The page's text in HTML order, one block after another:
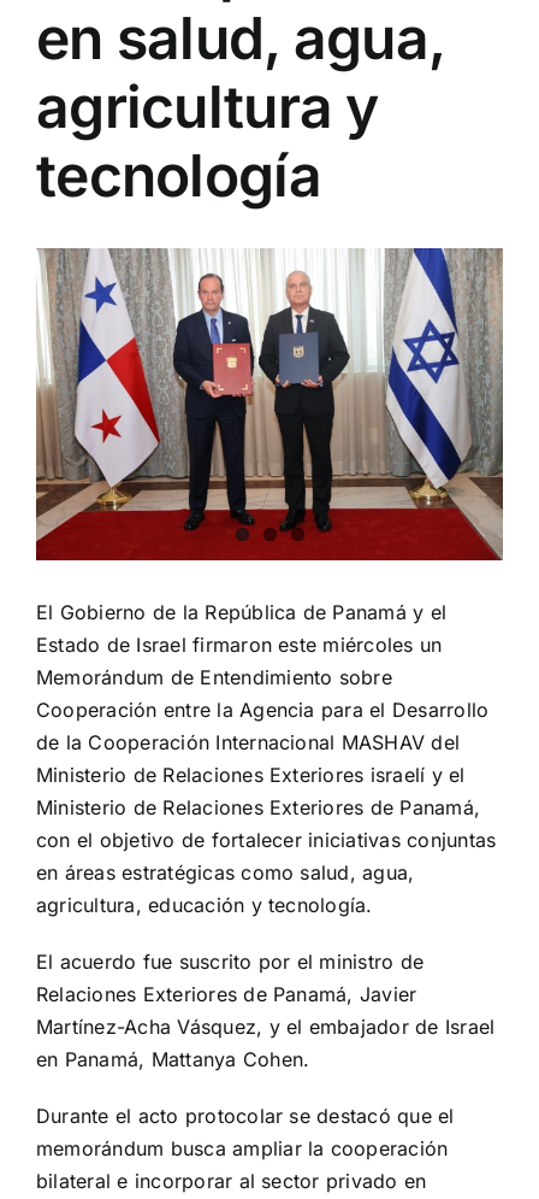
en salud, agua,
agricultura y
tecnología
View
Larger
Image
El Gobierno de la República de Panamá y el
Estado de Israel firmaron este miércoles un
Memorándum de Entendimiento sobre
Cooperación entre la Agencia para el Desarrollo
de la Cooperación Internacional MASHAV del
Ministerio de Relaciones Exteriores israelí y el
Ministerio de Relaciones Exteriores de Panamá,
con el objetivo de fortalecer iniciativas conjuntas
en áreas estratégicas como salud, agua,
agricultura, educación y tecnología.
El acuerdo fue suscrito por el ministro de
Relaciones Exteriores de Panamá, Javier
Martínez-Acha Vásquez, y el embajador de Israel
en Panamá, Mattanya Cohen.
Durante el acto protocolar se destacó que el
memorándum busca ampliar la cooperación
bilateral e incorporar al sector privado en